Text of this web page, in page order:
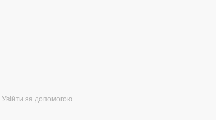
Увійти за допомогою